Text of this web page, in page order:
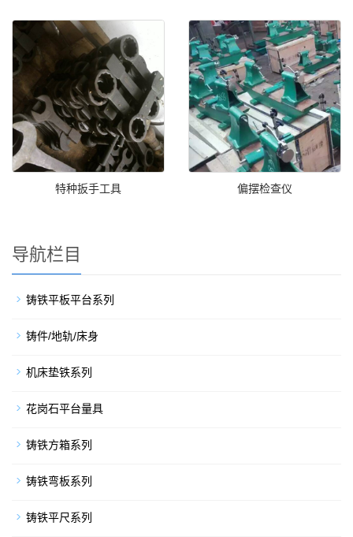
特种扳手工具 偏摆检查仪
导航栏目
铸铁平板平台系列
铸件/地轨/床身
机床垫铁系列
花岗石平台量具
铸铁方箱系列
铸铁弯板系列
铸铁平尺系列